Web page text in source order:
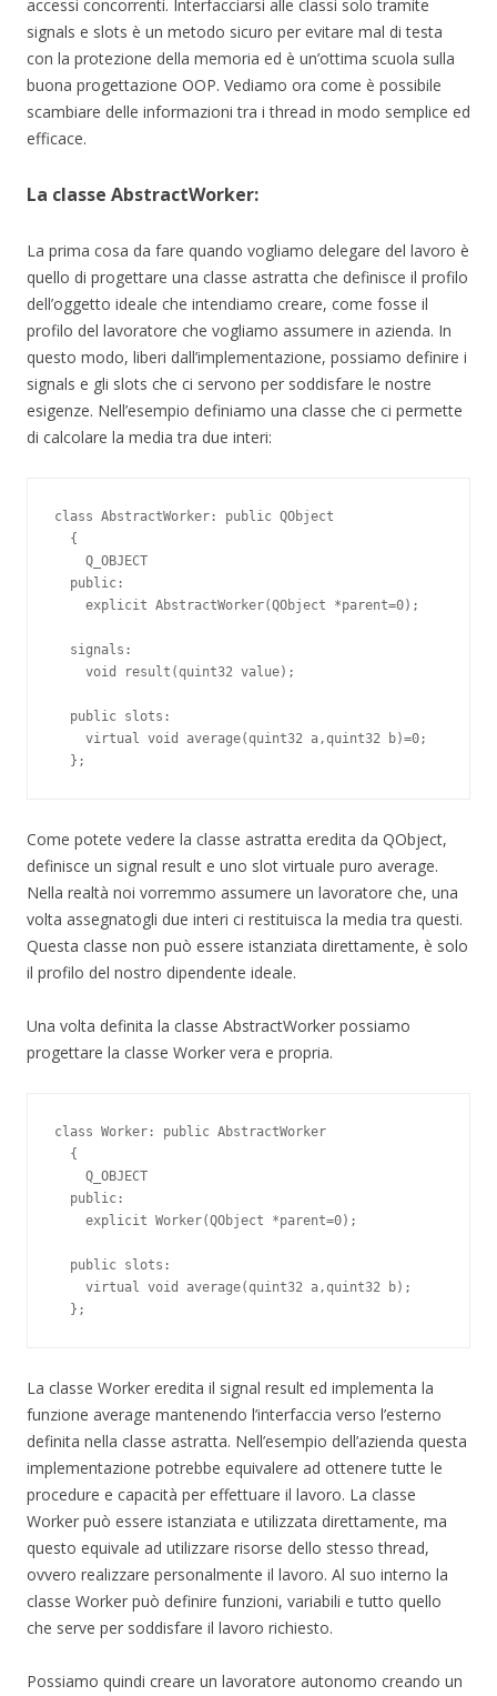
accessi concorrenti. Interfacciarsi alle classi solo tramite
signals e slots è un metodo sicuro per evitare mal di testa
con la protezione della memoria ed è un’ottima scuola sulla
buona progettazione OOP. Vediamo ora come è possibile
scambiare delle informazioni tra i thread in modo semplice ed
efficace.
La classe AbstractWorker:
La prima cosa da fare quando vogliamo delegare del lavoro è
quello di progettare una classe astratta che definisce il profilo
dell’oggetto ideale che intendiamo creare, come fosse il
profilo del lavoratore che vogliamo assumere in azienda. In
questo modo, liberi dall’implementazione, possiamo definire i
signals e gli slots che ci servono per soddisfare le nostre
esigenze. Nell’esempio definiamo una classe che ci permette
di calcolare la media tra due interi:
class AbstractWorker: public QObject
  {
    Q_OBJECT
  public:
    explicit AbstractWorker(QObject *parent=0);
  signals:
    void result(quint32 value);
  public slots:
    virtual void average(quint32 a,quint32 b)=0;
Come potete vedere la classe astratta eredita da QObject,
definisce un signal result e uno slot virtuale puro average.
Nella realtà noi vorremmo assumere un lavoratore che, una
volta assegnatogli due interi ci restituisca la media tra questi.
Questa classe non può essere istanziata direttamente, è solo
il profilo del nostro dipendente ideale.
Una volta definita la classe AbstractWorker possiamo
progettare la classe Worker vera e propria.
class Worker: public AbstractWorker
  {
    Q_OBJECT
  public:
    explicit Worker(QObject *parent=0);
  public slots:
    virtual void average(quint32 a,quint32 b);
La classe Worker eredita il signal result ed implementa la
funzione average mantenendo l’interfaccia verso l’esterno
definita nella classe astratta. Nell’esempio dell’azienda questa
implementazione potrebbe equivalere ad ottenere tutte le
procedure e capacità per effettuare il lavoro. La classe
Worker può essere istanziata e utilizzata direttamente, ma
questo equivale ad utilizzare risorse dello stesso thread,
ovvero realizzare personalmente il lavoro. Al suo interno la
classe Worker può definire funzioni, variabili e tutto quello
che serve per soddisfare il lavoro richiesto.
Possiamo quindi creare un lavoratore autonomo creando un